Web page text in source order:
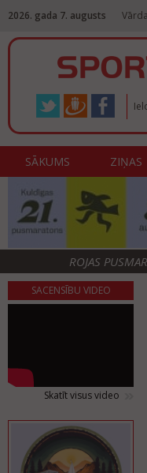
2026. gada 7. augusts
SĀKUMS ZIŅAS
ROJAS
SACENSĪBU VIDEO
Skatīt visus video